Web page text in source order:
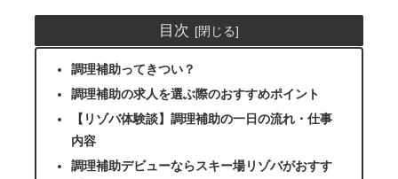
目次
調理補助ってきつい？
調理補助の求人を選ぶ際のおすすめポイント
【リゾバ体験談】調理補助の一日の流れ・仕事
内容
調理補助デビューならスキー場リゾバがおすす